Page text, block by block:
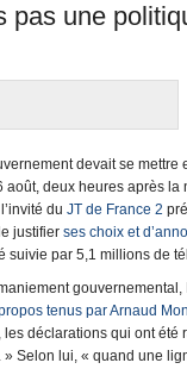
pas une
devait se
août, deux heures après
du JT de France 2
justifier ses choix et
suivie par 5,1 millions de
tenus par Arnaud
les déclarations qui ont
Selon lui, « quand une